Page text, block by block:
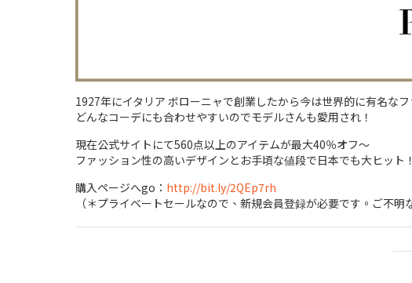
1927年にイタリア ボローニャで創業したから今は世界的に有名な
どんなコーデにも合わせやすいのでモデルさんも愛用され！
現在公式サイトにて560点以上のアイテムが最大40％オフ～
ファッション性の高いデザインとお手頃な値段で日本でも大ヒット！
購入ページへgo： http://bit.ly/2QEp7rh
（＊プライベートセールなので、新規会員登録が必要です。ご不